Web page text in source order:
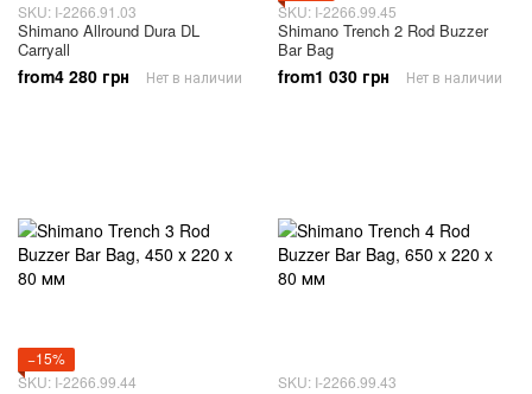
SKU: I-2266.91.03
Shimano Allround Dura DL
Carryall
from4 280 грн Нет в наличии
SKU: I-2266.99.45
Shimano Trench 2 Rod Buzzer
Bar Bag
from1 030 грн Нет в наличии
−15%
SKU: I-2266.99.44
SKU: I-2266.99.43